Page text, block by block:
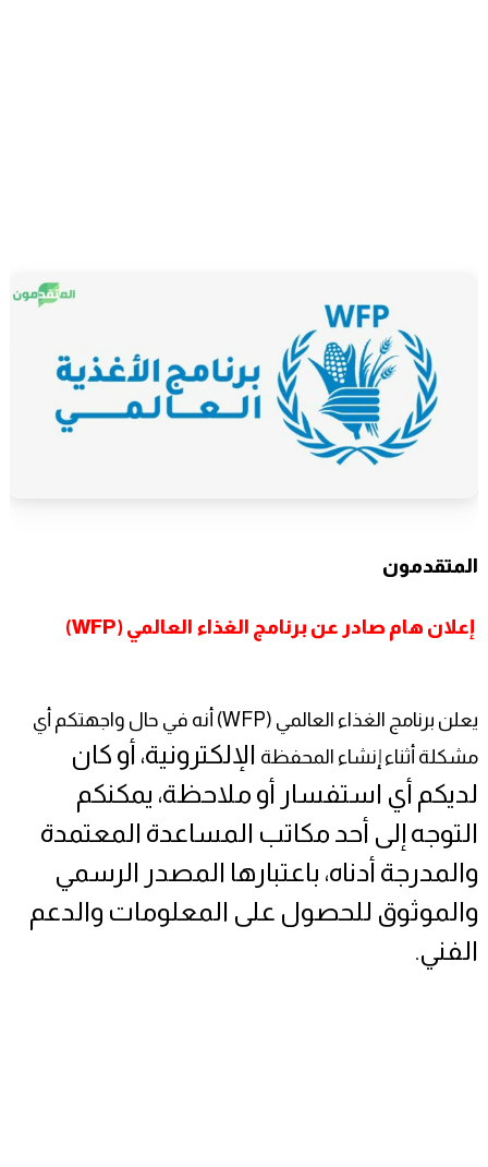
المتقدمون
إعلان هام صادر عن برنامج الغذاء العالمي (WFP)
يعلن برنامج الغذاء العالمي (WFP) أنه في حال واجهتكم أي
مشكلة أثناء إنشاء المحفظة الإلكترونية، أو كان
لديكم أي استفسار أو ملاحظة، يمكنكم
التوجه إلى أحد مكاتب المساعدة المعتمدة
والمدرجة أدناه، باعتبارها المصدر الرسمي
والموثوق للحصول على المعلومات والدعم
الفني.